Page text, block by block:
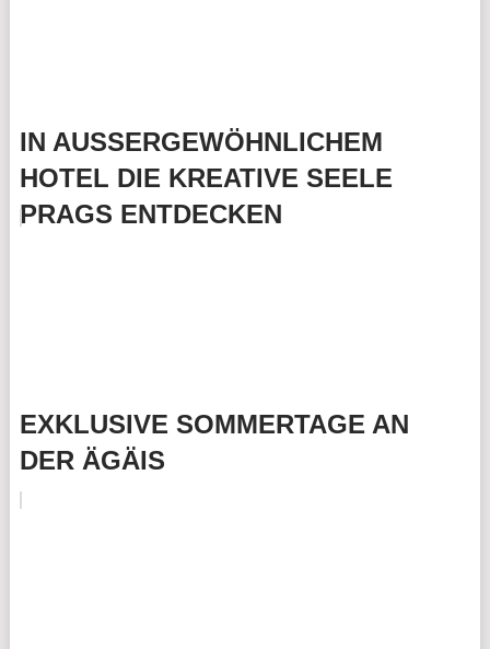
IN AUSSERGEWÖHNLICHEM
HOTEL DIE KREATIVE SEELE
PRAGS ENTDECKEN
EXKLUSIVE SOMMERTAGE AN
DER ÄGÄIS